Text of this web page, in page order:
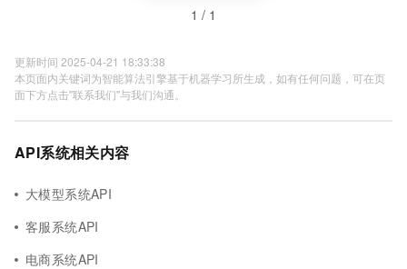
1 / 1
更新时间 2025-04-21 18:33:38
本页面内关键词为智能算法引擎基于机器学习所生成，如有任何问题，可在页
面下方点击"联系我们"与我们沟通。
API系统相关内容
大模型系统API
客服系统API
电商系统API